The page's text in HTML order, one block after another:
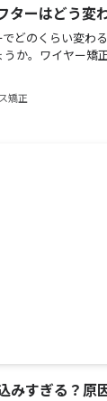
ターはどう変
どのくらい変わ
か。ワイヤー矯
矯正
みすぎる？原